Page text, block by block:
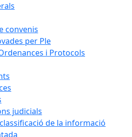
convenis
per Ple
i Protocols
judicials
de la informació